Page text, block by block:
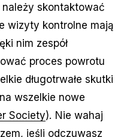
skontaktować
wizyty kontrolne mają
nim zespół
proces powrotu
długotrwałe skutki
wszelkie nowe
Society). Nie wahaj
jeśli odczuwasz